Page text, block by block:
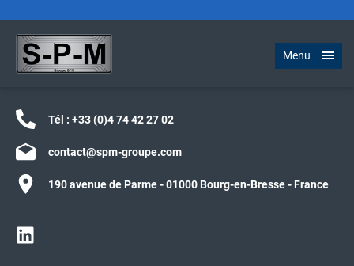
Menu
Tél : +33 (0)4 74 42 27 02
contact@spm-groupe.com
190 avenue de Parme - 01000 Bourg-en-Bresse - France